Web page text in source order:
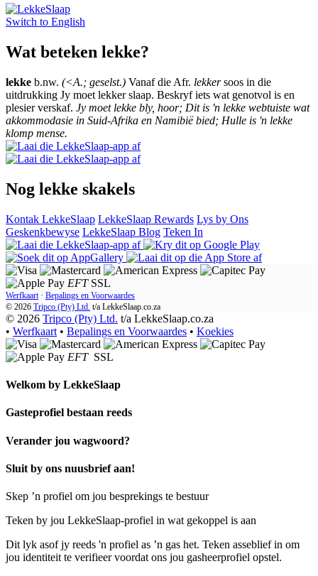
Switch to English
Wat beteken lekke?
lekke b.nw. (<A.; geselst.) Vanaf die Afr. lekkersoos in die
uitdrukking Jy moet lekker slaap. Beskryf iets wat genotvol is en
plesier verskaf. Jy moet lekke bly, hoor; Dit is 'n lekke webtuiste wat
akkommodasie in Suid-Afrika en Namibië bied; Hulle is 'n lekke
klomp mense.
Nog lekke skakels
Kontak LekkeSlaap LekkeSlaap Rewards Lys by Ons
Geskenkbewyse LekkeSlaap Blog Teken In
EFT SSL
Werfkaart · Bepalings en Voorwaardes
© 2026 Tripco (Pty) Ltd. t/a LekkeSlaap.co.za
© 2026 Tripco (Pty) Ltd. t/a LekkeSlaap.co.za
• Werfkaart • Bepalings en Voorwaardes • Koekies
EFT SSL
Welkom by LekkeSlaap
Gasteprofiel bestaan ​​reeds
Verander jou wagwoord?
Sluit by ons nuusbrief aan!
Skep ’n profiel om jou besprekings te bestuur
Teken by jou LekkeSlaap-profiel in wat gekoppel is aan
Dit lyk asof jy reeds 'n profiel as ’n gas het. Teken asseblief in om
jou identiteit te verifieer voordat ons jou gasheerprofiel opstel.